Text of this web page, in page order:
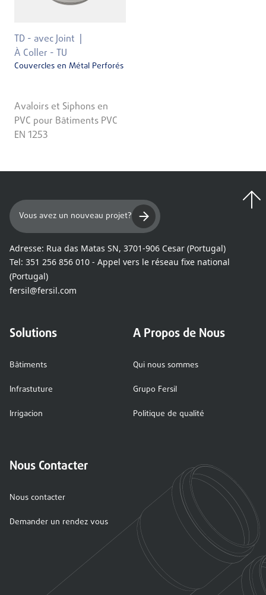
TD - avec Joint
À Coller - TU
Couvercles en Métal Perforés
Avaloirs et Siphons en
PVC pour Bâtiments PVC
EN 1253
Vous avez un nouveau projet?
Adresse: Rua das Matas SN, 3701-906 Cesar (Portugal)
Tel: 351 256 856 010 - Appel vers le réseau fixe national
(Portugal)
fersil@fersil.com
Solutions
Bâtiments
Infrastuture
Irrigacion
A Propos de Nous
Qui nous sommes
Grupo Fersil
Politique de qualité
Nous Contacter
Nous contacter
Demander un rendez vous